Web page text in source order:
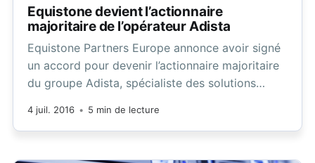
Equistone devient l’actionnaire
majoritaire de l’opérateur Adista
Equistone Partners Europe annonce avoir signé
un accord pour devenir l’actionnaire majoritaire
du groupe Adista, spécialiste des solutions
débit, et des services informatiques hébergés.
4 juil. 2016 • 5 min de lecture